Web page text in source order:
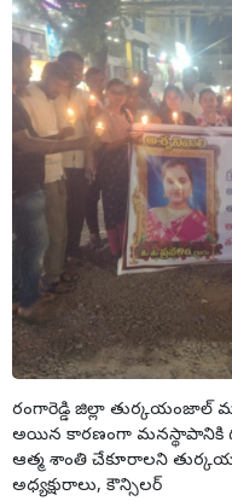
రంగారెడ్డి జిల్లా తుర్కయంజాల్
అయిన కారణంగా మనస్థాపానికి
ఆత్మ శాంతి చేకూరాలని
అధ్యక్షురాలు, కౌన్సిలర్